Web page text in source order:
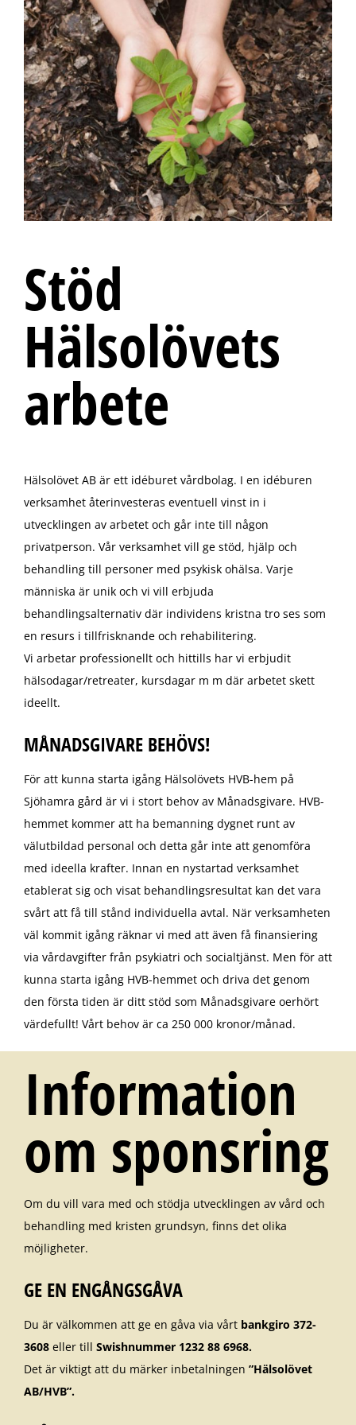
Stöd
Hälsolövets
arbete
Hälsolövet AB är ett idéburet vårdbolag. I en idéburen
verksamhet återinvesteras eventuell vinst in i
utvecklingen av arbetet och går inte till någon
privatperson. Vår verksamhet vill ge stöd, hjälp och
behandling till personer med psykisk ohälsa. Varje
människa är unik och vi vill erbjuda
behandlingsalternativ där individens kristna tro ses som
en resurs i tillfrisknande och rehabilitering.
Vi arbetar professionellt och hittills har vi erbjudit
hälsodagar/retreater, kursdagar m m där arbetet skett
ideellt.
MÅNADSGIVARE BEHÖVS!
För att kunna starta igång Hälsolövets HVB-hem på
Sjöhamra gård är vi i stort behov av Månadsgivare. HVB-
hemmet kommer att ha bemanning dygnet runt av
välutbildad personal och detta går inte att genomföra
med ideella krafter. Innan en nystartad verksamhet
etablerat sig och visat behandlingsresultat kan det vara
svårt att få till stånd individuella avtal. När verksamheten
väl kommit igång räknar vi med att även få finansiering
via vårdavgifter från psykiatri och socialtjänst. Men för att
kunna starta igång HVB-hemmet och driva det genom
den första tiden är ditt stöd som Månadsgivare oerhört
värdefullt! Vårt behov är ca 250 000 kronor/månad.
Information
om sponsring
Om du vill vara med och stödja utvecklingen av vård och
behandling med kristen grundsyn, finns det olika
möjligheter.
GE EN ENGÅNGSGÅVA
Du är välkommen att ge en gåva via vårt bankgiro 372-
3608 eller till Swishnummer 1232 88 6968.
Det är viktigt att du märker inbetalningen ”Hälsolövet
AB/HVB”.